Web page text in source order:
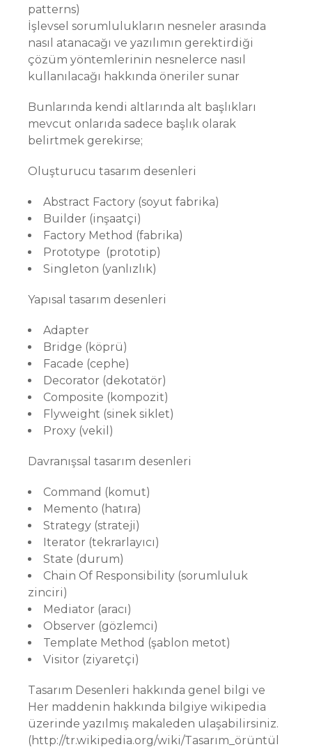
patterns)
İşlevsel sorumlulukların nesneler arasında
nasıl atanacağı ve yazılımın gerektirdiği
çözüm yöntemlerinin nesnelerce nasıl
kullanılacağı hakkında öneriler sunar
Bunlarında kendi altlarında alt başlıkları
mevcut onlarıda sadece başlık olarak
belirtmek gerekirse;
Oluşturucu tasarım desenleri
Abstract Factory (soyut fabrika)
Builder (inşaatçi)
Factory Method (fabrika)
Prototype (prototip)
Singleton (yanlızlık)
Yapısal tasarım desenleri
Adapter
Bridge (köprü)
Facade (cephe)
Decorator (dekotatör)
Composite (kompozit)
Flyweight (sinek siklet)
Proxy (vekil)
Davranışsal tasarım desenleri
Command (komut)
Memento (hatıra)
Strategy (strateji)
Iterator (tekrarlayıcı)
State (durum)
Chain Of Responsibility (sorumluluk
zinciri)
Mediator (aracı)
Observer (gözlemci)
Template Method (şablon metot)
Visitor (ziyaretçi)
Tasarım Desenleri hakkında genel bilgi ve
Her maddenin hakkında bilgiye wikipedia
üzerinde yazılmış makaleden ulaşabilirsiniz.
(http://tr.wikipedia.org/wiki/Tasarım_örüntül